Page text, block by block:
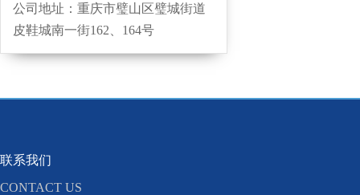
公司地址：重庆市璧山区璧城街道
皮鞋城南一街162、164号
联系我们
CONTACT US